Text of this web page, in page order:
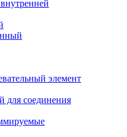
элемент
для соединения